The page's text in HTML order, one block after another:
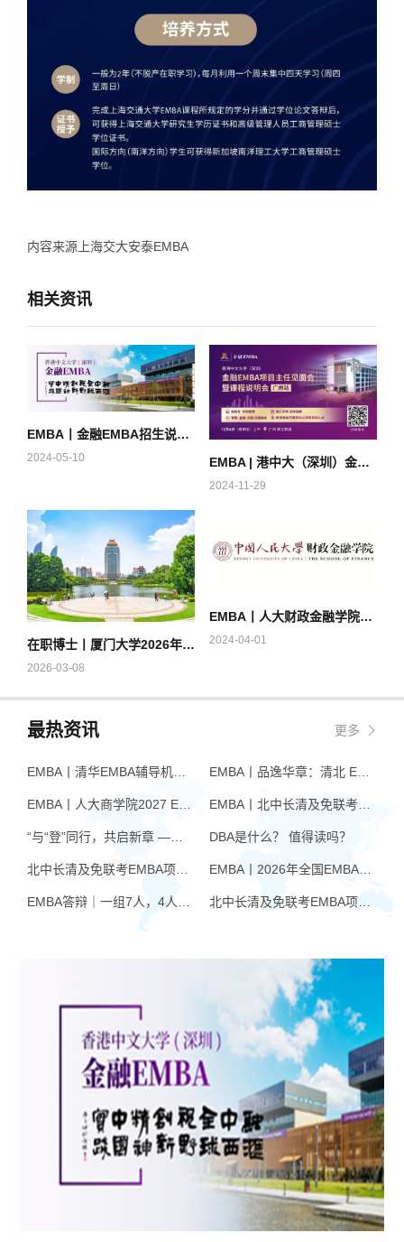
内容来源上海交大安泰EMBA
相关资讯
EMBA丨金融EMBA招生说明会（深圳站）
2024-05-10 EMBA | 港中大（深圳）金融EMBA项目主任见面会暨课程说明会（广州站）
2024-11-29
在职博士丨厦门大学2026年博士研究生招生简章
2026-03-08
EMBA丨人大财政金融学院金融EMBA2025级入学申请面试
2024-04-01
最热资讯 更多
EMBA丨品逸华章：清北 EMBA 辅导的学院派实力全景
EMBA丨北中长清及免联考EMBA项目申请时间汇总（7月篇）
DBA是什么？ 值得读吗？
EMBA丨2026年全国EMBA学费汇总
北中长清及免联考EMBA项目申请时间汇总（6月篇）